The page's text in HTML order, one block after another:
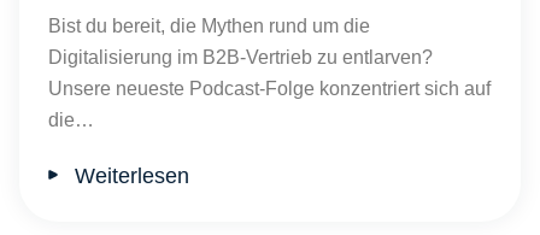
Bist du bereit, die Mythen rund um die
Digitalisierung im B2B-Vertrieb zu entlarven?
Unsere neueste Podcast-Folge konzentriert sich auf
die…
Weiterlesen